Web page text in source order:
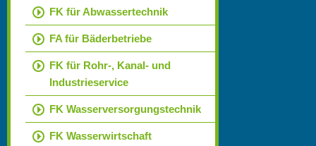
FK für Abwassertechnik
FA für Bäderbetriebe
FK für Rohr-, Kanal- und
Industrieservice
FK Wasserversorgungstechnik
FK Wasserwirtschaft